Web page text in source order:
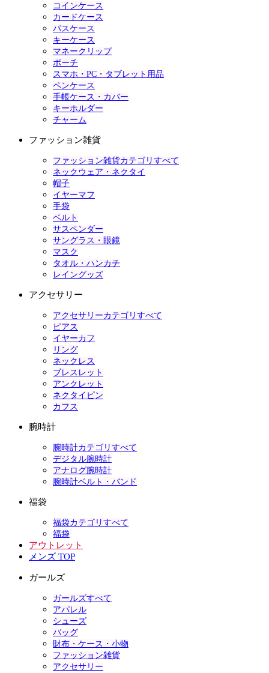
コインケース
カードケース
パスケース
キーケース
マネークリップ
ポーチ
スマホ・PC・タブレット用品
ペンケース
手帳ケース・カバー
キーホルダー
チャーム
ファッション雑貨
ファッション雑貨カテゴリすべて
ネックウェア・ネクタイ
帽子
イヤーマフ
手袋
ベルト
サスペンダー
サングラス・眼鏡
マスク
タオル・ハンカチ
レイングッズ
アクセサリー
アクセサリーカテゴリすべて
ピアス
イヤーカフ
リング
ネックレス
ブレスレット
アンクレット
ネクタイピン
カフス
腕時計
腕時計カテゴリすべて
デジタル腕時計
アナログ腕時計
腕時計ベルト・バンド
福袋
福袋カテゴリすべて
福袋
アウトレット
メンズ TOP
ガールズ
ガールズすべて
アパレル
シューズ
バッグ
財布・ケース・小物
ファッション雑貨
アクセサリー